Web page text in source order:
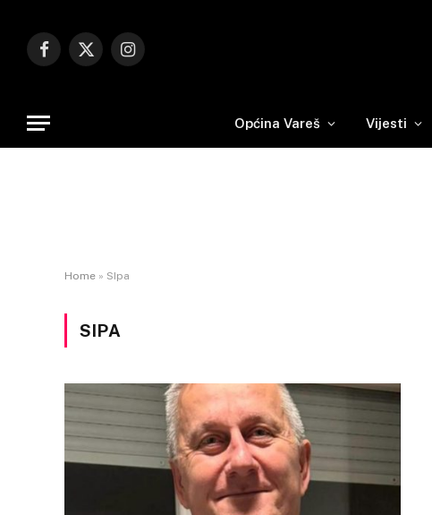
Facebook
X
Instagram
Općina Vareš Vijesti
Home » SIpa
SIPA